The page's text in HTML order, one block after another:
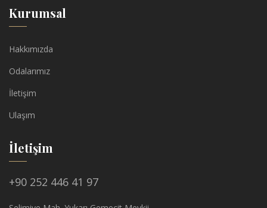
Kurumsal
Hakkımızda
Odalarımız
İletişim
Ulaşım
İletişim
+90 252 446 41 97